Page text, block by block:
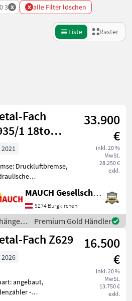
3 x x alle Filter löschen
Liste Raster
Filter
208
Fach
1 18to
33.900
€
inkl. 20 %
MwSt.
28.250 €
exkl.
2021
Druckluftbremse,
Rückwand,
Stützfuß Hier
ein sehr schöner
Fa
MAUCH Gesellschaft m.b.H. & Co.KG
5274 Burgkirchen
/
Fach
Premium Gold Händler
Fach Z629
16.500
€
inkl. 20 %
MwSt.
13.750 €
exkl.
2026
angebaut,
-